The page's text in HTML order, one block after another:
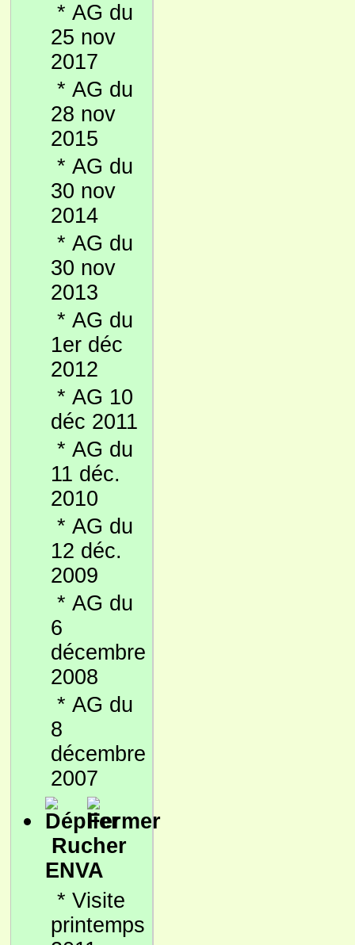
* AG du
25 nov
2017
* AG du
28 nov
2015
* AG du
30 nov
2014
* AG du
30 nov
2013
* AG du
1er déc
2012
* AG 10
déc 2011
* AG du
11 déc.
2010
* AG du
12 déc.
2009
* AG du
6
décembre
2008
* AG du
8
décembre
2007
Rucher
ENVA
* Visite
printemps